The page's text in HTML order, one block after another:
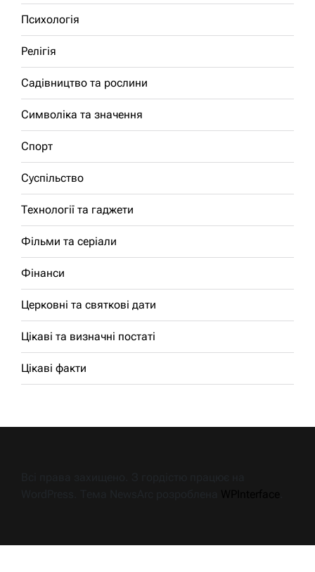
Психологія
Релігія
Садівництво та рослини
Символіка та значення
Спорт
Суспільство
Технології та гаджети
Фільми та серіали
Фінанси
Церковні та святкові дати
Цікаві та визначні постаті
Цікаві факти